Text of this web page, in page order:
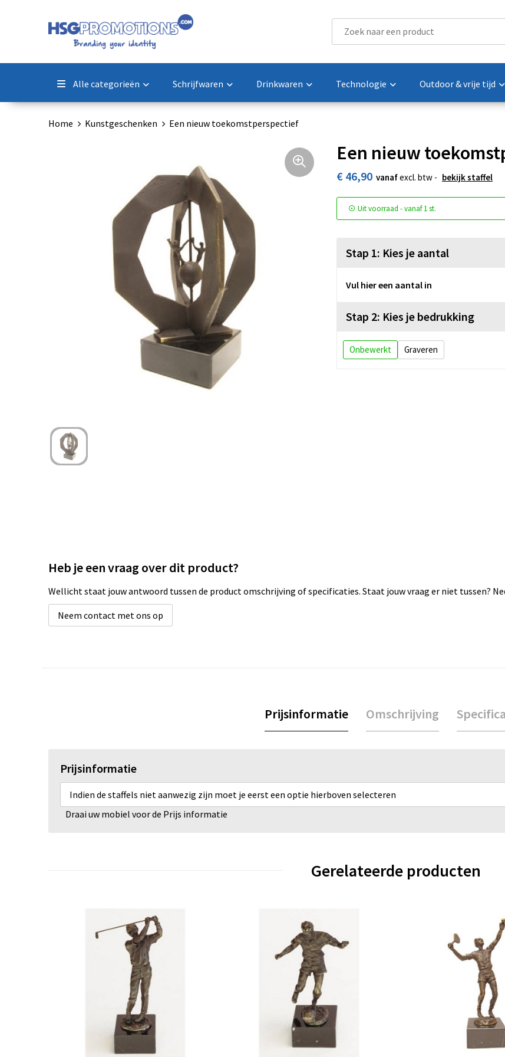
Alle categorieën Schrijfwaren Drinkwaren Technologie Outdoor & vrije tijd
Home Kunstgeschenken Een nieuw toekomstperspectief
Een nieuw
€ 46,90 vanafexcl. btw - bekijk staffel
Uit voorraad -vanaf1 st.
Stap 1: Kies je aantal
Vul hier een aantal in
Stap 2: Kies je bedrukking
Onbewerkt Graveren
Heb je een vraag over dit product?
Wellicht staat jouw antwoord tussen de product omschrijving of specificaties. Staat jouw vraag er niet tussen?
Neem contact met ons op
Prijsinformatie Omschrijving
Prijsinformatie
Indien de staffels niet aanwezig zijn moet je eerst een optie hierboven selecteren
Draai uw mobiel voor de Prijs informatie
Gerelateerde producten